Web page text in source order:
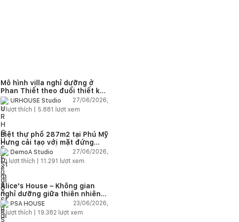
Mô hình villa nghỉ dưỡng ở
Phan Thiết theo đuổi thiết kế
thô mộc và vẻ đẹp nguyên bản
URHOUSE Studio
27/06/2026,
4lượt thích | 5.881 lượt xem
Biệt thự phố 287m2 tại Phú Mỹ
Hưng cải tạo với mặt đứng
rèm xoay kết nối thiên nhiên
DemoA Studio
27/06/2026,
10 lượt thích | 11.291 lượt xem
Alice's House – Không gian
nghỉ dưỡng giữa thiên nhiên
Hội AnPSA HOUSE
23/06/2026,
9lượt thích | 19.382 lượt xem